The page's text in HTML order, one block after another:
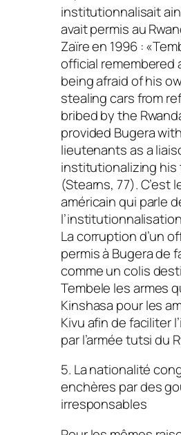
institutionnalisait
avait permis au
Zaïre en 1996 :
official remembered
being afraid of his
stealing cars from
bribed by the
provided Bugera
lieutenants as a
institutionalizing his
(Stearns, 77). C’est
américain qui parle
La corruption d’un
permis à Bugera de
comme un colis
Tembele les armes
Kinshasa pour les
Kivu afin de faciliter
par l’armée tutsi du
5. La nationalité
enchères par des
irresponsables